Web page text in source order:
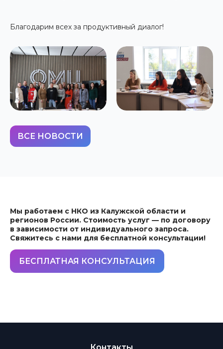
Благодарим всех за продуктивный диалог!
ВСЕ НОВОСТИ
Мы работаем с НКО из Калужской области и
регионов России. Стоимость услуг — по договору
в зависимости от индивидуального запроса.
Свяжитесь с нами для бесплатной консультации!
БЕСПЛАТНАЯ КОНСУЛЬТАЦИЯ